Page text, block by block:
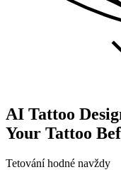
AI Tattoo
Your Tattoo
Tetování hodné navždy